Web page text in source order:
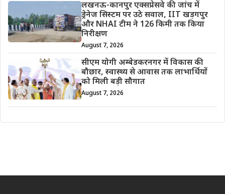
लखनऊ-कानपुर एक्सप्रेसवे की जांच में
ड्रेनेज सिस्टम पर उठे सवाल, IIT खड़गपुर
और NHAI टीम ने 126 किमी तक किया
निरीक्षण
August 7, 2026
सीएम योगी अम्बेडकरनगर में विकास की
बौछार, स्वास्थ्य से आवास तक लाभार्थियों
को मिली बड़ी सौगात
August 7, 2026